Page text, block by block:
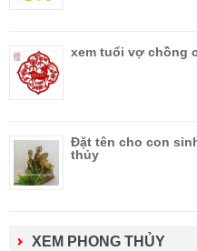
xem tuổi vợ chồng
Đặt tên cho con
thủy
XEM PHONG THỦY